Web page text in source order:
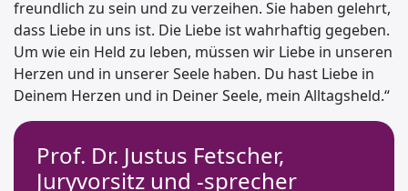
freundlich zu sein und zu verzeihen. Sie haben gelehrt,
dass Liebe in uns ist. Die Liebe ist wahrhaftig gegeben.
Um wie ein Held zu leben, müssen wir Liebe in unseren
Herzen und in unserer Seele haben. Du hast Liebe in
Deinem Herzen und in Deiner Seele, mein Alltagsheld.“
Prof. Dr. Justus Fetscher,
Juryvorsitz und -sprecher